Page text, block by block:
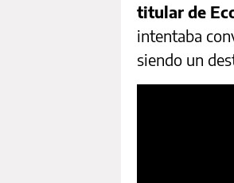
titular de
intentaba
siendo un